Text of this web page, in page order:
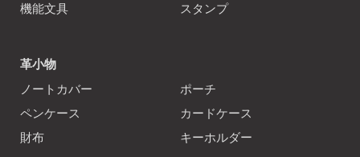
機能文具
スタンプ
革小物
ノートカバー
ポーチ
ペンケース
カードケース
財布
キーホルダー